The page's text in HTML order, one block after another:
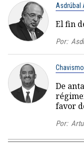
Asdrúbal
El fin
Por:
Chavismo
De
favor
Por: